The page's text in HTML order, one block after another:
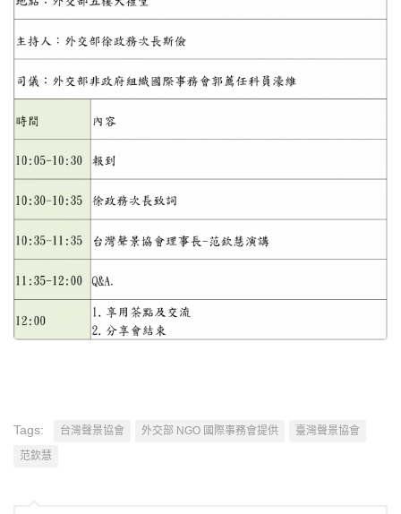
Tags: 台灣聲景協會 外交部 NGO 國際事務會提供
臺灣聲景協會
范欽慧